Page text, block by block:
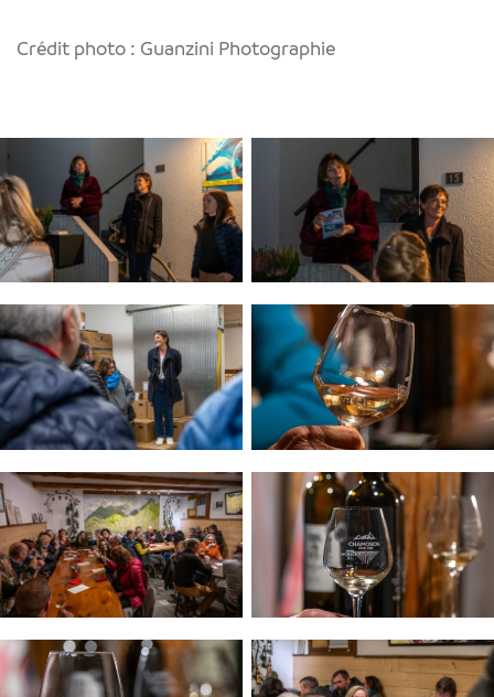
Crédit photo : Guanzini Photographie